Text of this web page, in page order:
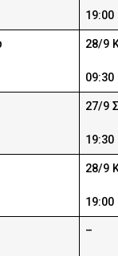
19:00
28/9
09:30
27/9
19:30
28/9
19:00
–